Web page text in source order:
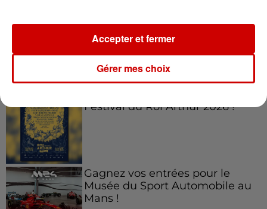
pour l'un des zoos de nos
régions !
Festival du Roi Arthur 2026 !
Gagnez vos entrées pour le
Musée du Sport Automobile au
Mans !
Gérer mes choix
Accepter et fermer